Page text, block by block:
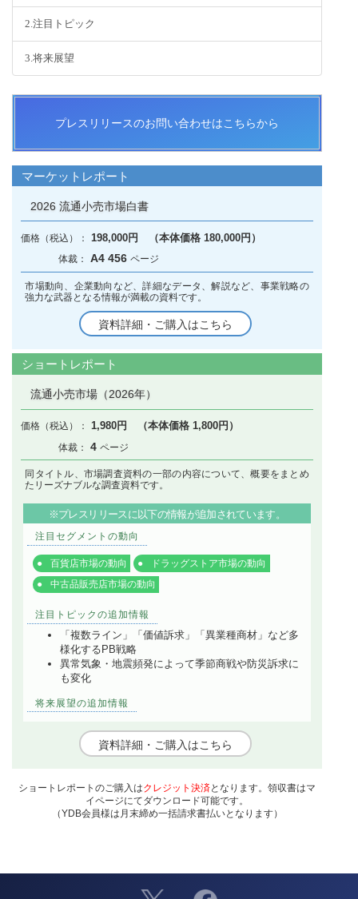
2.注目トピック
3.将来展望
プレスリリースのお問い合わせはこちらから
マーケットレポート
2026 流通小売市場白書
198,000円 （本体価格 180,000円）
A4 456
市場動向、企業動向など、詳細なデータ、解説など、事業戦略の
強力な武器となる情報が満載の資料です。
資料詳細・ご購入はこちら
ショートレポート
流通小売市場（2026年）
1,980円 （本体価格 1,800円）
4
同タイトル、市場調査資料の一部の内容について、概要をまとめ
たリーズナブルな調査資料です。
※プレスリリースに以下の情報が追加されています。
注目セグメントの動向
百貨店市場の動向
ドラッグストア市場の動向
中古品販売店市場の動向
注目トピックの追加情報
「複数ライン」「価値訴求」「異業種商材」など多
様化するPB戦略
異常気象・地震頻発によって季節商戦や防災訴求に
も変化
将来展望の追加情報
資料詳細・ご購入はこちら
ショートレポートのご購入はクレジット決済となります。領収書はマ
イページにてダウンロード可能です。
（YDB会員様は月末締め一括請求書払いとなります）